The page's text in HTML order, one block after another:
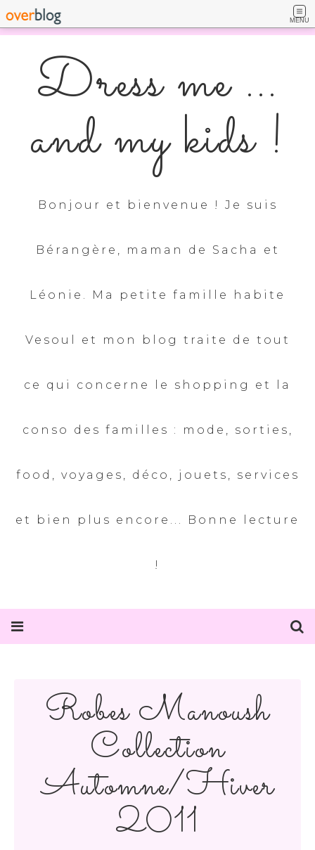
MENU
Dress me ...
and my kids !
Bonjour et bienvenue ! Je suis
Bérangère, maman de Sacha et
Léonie. Ma petite famille habite
Vesoul et mon blog traite de tout
ce qui concerne le shopping et la
conso des familles : mode, sorties,
food, voyages, déco, jouets, services
et bien plus encore... Bonne lecture
!
Robes Manoush
Collection
Automne/Hiver
2011